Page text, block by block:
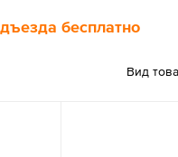
бесплатно
Вид